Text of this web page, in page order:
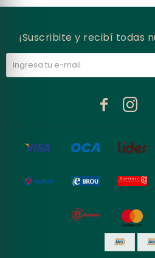
¡Suscribite y recibí todas
 